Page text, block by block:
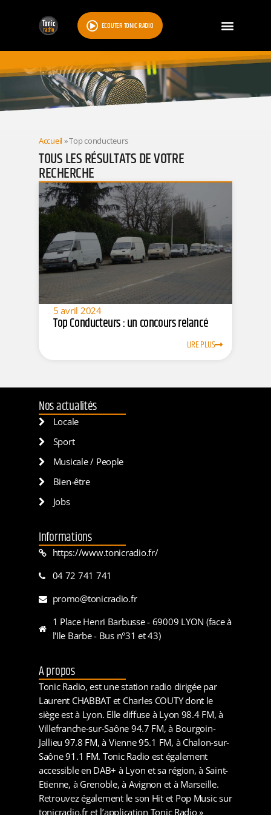
ÉCOUTER TONIC RADIO
RESULTATS
Accueil»Top conducteurs
TOUS LES RÉSULTATS DE VOTRE
RECHERCHE
5 avril 2024
Top Conducteurs : un concours relancé
LIRE PLUS
Nos actualités
Locale
Sport
Musicale / People
Bien-être
Jobs
Informations
https://www.tonicradio.fr/
04 72 741 741
promo@tonicradio.fr
1 Place Henri Barbusse - 69009 LYON (face à
l'Ile Barbe - Bus n°31 et 43)
A propos
Tonic Radio, est une station radio dirigée par
Laurent CHABBAT et Charles COUTY dont le
siège est à Lyon. Elle diffuse à Lyon 98.4 FM, à
Villefranche-sur-Saône 94.7 FM, à Bourgoin-
Jallieu 97.8 FM, à Vienne 95.1 FM, à Chalon-sur-
Saône 91.1 FM. Tonic Radio est également
accessible en DAB+ à Lyon et sa région, à Saint-
Etienne, à Grenoble, à Avignon et à Marseille.
Retrouvez également le son Hit et Pop Music sur
tonicradio.fr et l’application Tonic Radio »